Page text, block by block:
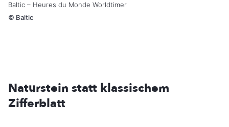
Baltic – Heures du Monde Worldtimer
© Baltic
Naturstein statt klassischem
Zifferblatt